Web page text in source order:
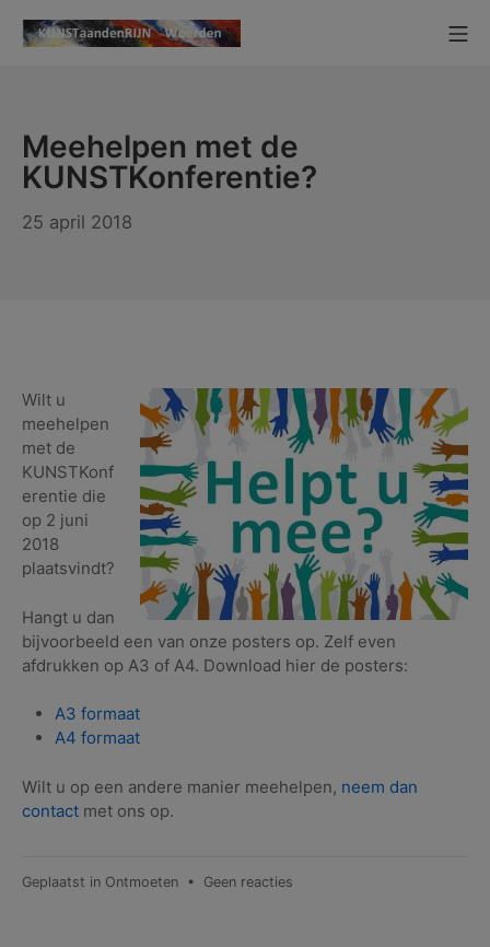
naar
Meehelpen met de
KUNSTKonferentie?
25 april 2018
Wilt u
meehelpen
met de
KUNSTKonf
erentie die
op 2 juni
2018
plaatsvindt?
Hangt u dan
bijvoorbeeld een van onze posters op. Zelf even
afdrukken op A3 of A4. Download hier de posters:
A3 formaat
A4 formaat
Wilt u op een andere manier meehelpen, neem dan
contact met ons op.
Geplaatst in Ontmoeten • Geen reacties